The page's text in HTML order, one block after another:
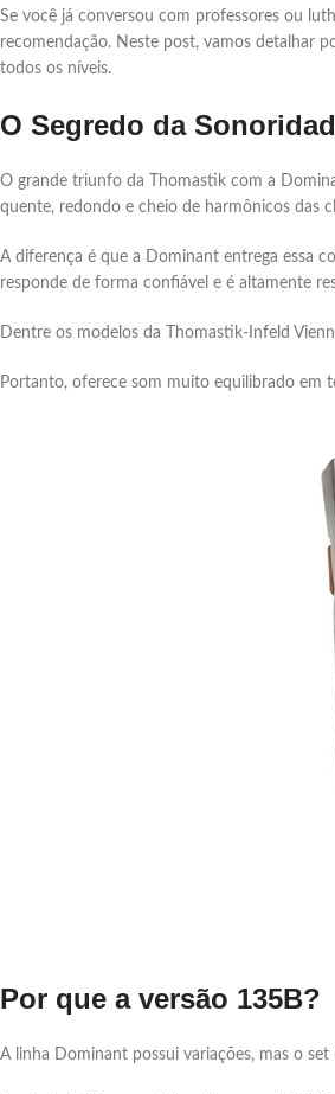
Se você já conversou com professores ou
recomendação. Neste post, vamos detalhar
todos os níveis.
O Segredo da
O grande triunfo da Thomastik com a
quente, redondo e cheio de harmônicos das
A diferença é que a Dominant entrega essa
responde de forma confiável e é altamente
Dentre os modelos da Thomastik-Infeld
Portanto, oferece som muito equilibrado em
Por que a versão 135B?
A linha Dominant possui variações, mas o set